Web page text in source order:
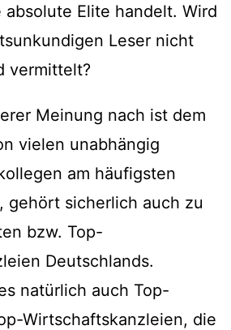
absolute Elite handelt. Wird
Leser nicht
vermittelt?
Meinung nach ist dem
vielen unabhängig
am häufigsten
gehört sicherlich auch zu
bzw. Top-
Deutschlands.
natürlich auch Top-
Wirtschaftskanzleien, die